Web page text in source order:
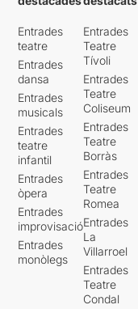
Entrades
teatre
Entrades
dansa
Entrades
musicals
Entrades
teatre
infantil
Entrades
òpera
Entrades
improvisació
Entrades
monòlegs
Entrades
Teatre
Tívoli
Entrades
Teatre
Coliseum
Entrades
Teatre
Borràs
Entrades
Teatre
Romea
Entrades
La
Villarroel
Entrades
Teatre
Condal